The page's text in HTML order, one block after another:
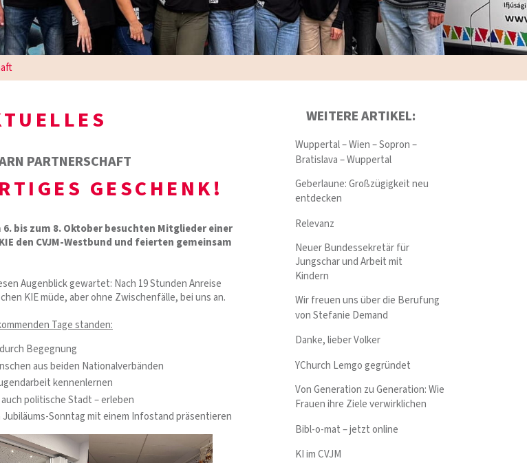
PARTNERSCHAFT
GESCHENK!
bis zum 8. Oktober besuchten Mitglieder einer
den CVJM-Westbund und feierten gemeinsam
Augenblick gewartet: Nach 19 Stunden Anreise
KIE müde, aber ohne Zwischenfälle, bei uns an.
Tage standen:
Begegnung
aus beiden Nationalverbänden
kennenlernen
politische Stadt – erleben
Jubiläums-Sonntag mit einem Infostand präsentieren
WEITERE ARTIKEL:
Wuppertal – Wien – Sopron –
Bratislava – Wuppertal
Geberlaune: Großzügigkeit neu
entdecken
Relevanz
Neuer Bundessekretär für
Jungschar und Arbeit mit
Kindern
Wir freuen uns über die Berufung
von Stefanie Demand
Danke, lieber Volker
YChurch Lemgo gegründet
Von Generation zu Generation: Wie
Frauen ihre Ziele verwirklichen
Bibl-o-mat – jetzt online
KI im CVJM